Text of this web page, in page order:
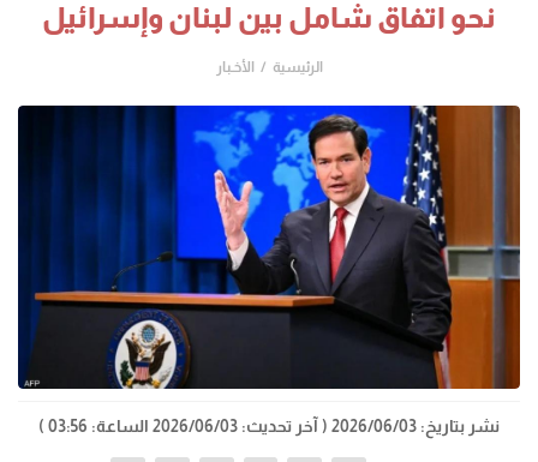
نحو اتفاق شامل بين لبنان وإسرائيل
الرئيسية الأخـبار
نشر بتاريخ: 2026/06/03 ( آخر تحديث: 2026/06/03 الساعة: 03:56 )